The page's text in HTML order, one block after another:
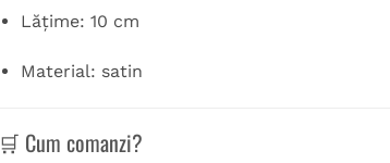
Lățime: 10 cm
Material: satin
🛒 Cum comanzi?